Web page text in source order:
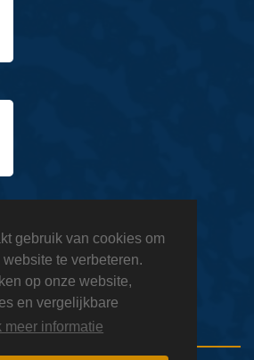
gebruik van cookies om
te verbeteren.
op onze website,
en vergelijkbare
meer informatie